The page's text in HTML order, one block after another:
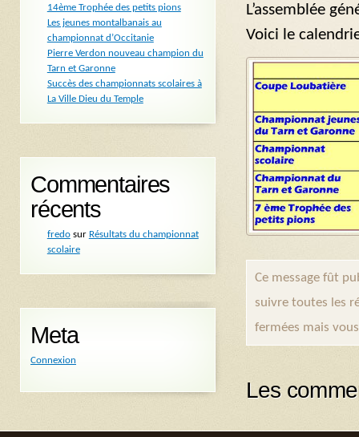
L’assemblée
Voici le
Ce message fût
suivre toutes les
fermées mais
Les
14ème Trophée des petits pions
Les jeunes montalbanais au
championnat d’Occitanie
Pierre Verdon nouveau champion du
Tarn et Garonne
Succès des championnats scolaires à
La Ville Dieu du Temple
Commentaires
récents
fredosur Résultats du championnat
scolaire
Meta
Connexion